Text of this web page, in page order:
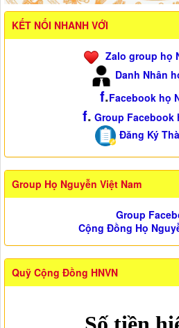
KẾT NỐI NHANH VỚI
Zalo group họ
Danh Nhân
f.Facebook họ
f. Group Facebook
Đăng Ký
Group Họ Nguyễn Việt Nam
Group
Cộng Đồng Họ
Quỹ Cộng Đồng HNVN